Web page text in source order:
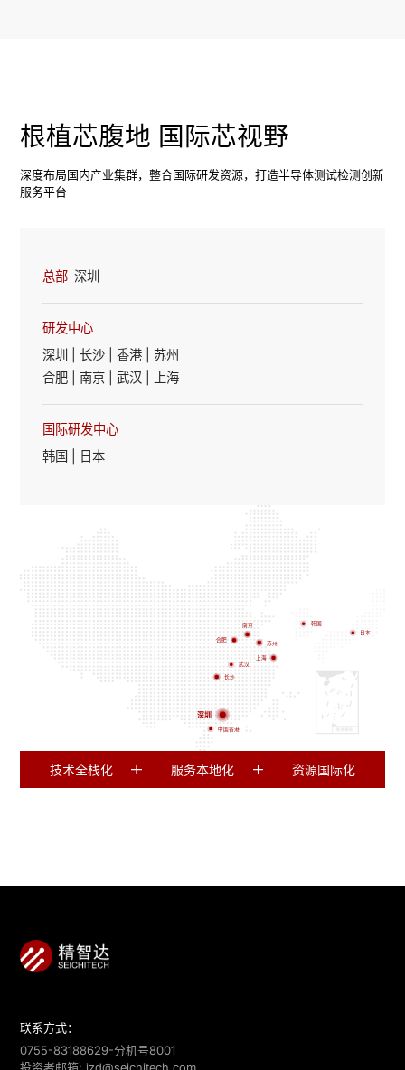
根植芯腹地 国际芯视野
深度布局国内产业集群，整合国际研发资源，打造半导体测试检测创新
服务平台
总部 深圳
研发中心
深圳 | 长沙 | 香港 | 苏州
合肥 | 南京 | 武汉 | 上海
国际研发中心
韩国 | 日本
中国香港
韩国
日本
武汉
深圳
合肥
南京
苏州
上海
长沙
技术全栈化 服务本地化 资源国际化
联系方式：
0755-83188629-分机号8001